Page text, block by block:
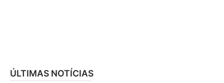
ÚLTIMAS NOTÍCIAS